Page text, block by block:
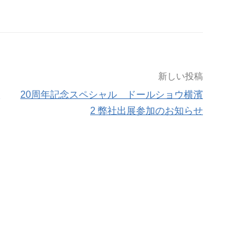
新しい投稿
20周年記念スペシャル ドールショウ横濱
2 弊社出展参加のお知らせ